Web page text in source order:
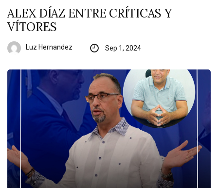
ALEX DÍAZ ENTRE CRÍTICAS Y
VÍTORES
Luz Hernandez Sep 1, 2024